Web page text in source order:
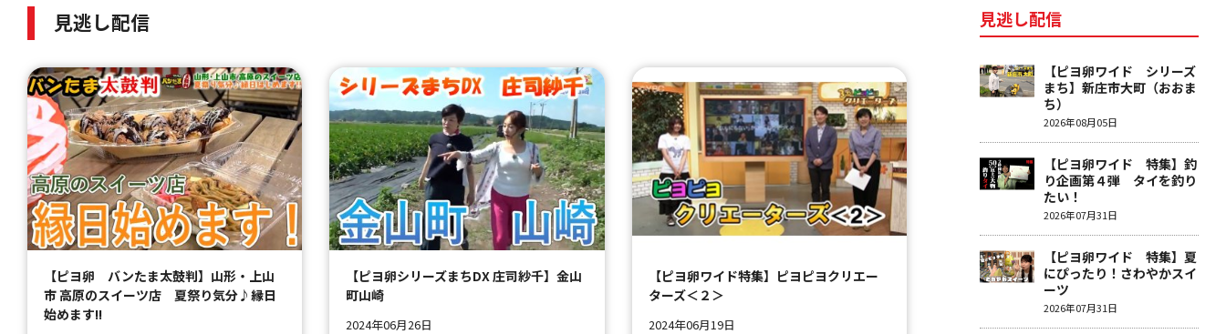
見逃し配信
【ピヨ卵 バンたま太鼓判】山形・上山
市 高原のスイーツ店 夏祭り気分♪縁日
始めます!!
【ピヨ卵シリーズまちDX 庄司紗千】金山
町山崎
2024年06月26日
【ピヨ卵ワイド特集】ピヨピヨクリエー
ターズ＜２＞
2024年06月19日
見逃し配信
【ピヨ卵ワイド シリーズ
まち】新庄市大町（おおま
ち）
2026年08月05日
【ピヨ卵ワイド 特集】釣
り企画第４弾 タイを釣り
たい！
2026年07月31日
【ピヨ卵ワイド 特集】夏
にぴったり！さわやかスイ
ーツ
2026年07月31日